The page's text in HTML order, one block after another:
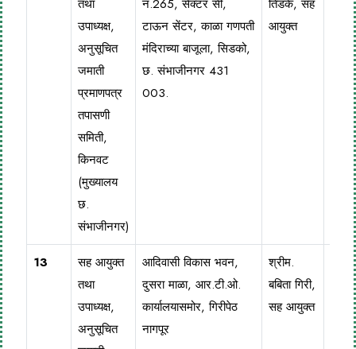
तथा
उपाध्यक्ष,
अनुसूचित
जमाती
प्रमाणपत्र
तपासणी
समिती,
किनवट
(मुख्यालय
छ.
संभाजीनगर)
नं.265, सेक्टर सी,
टाऊन सेंटर, काळा गणपती
मंदिराच्या बाजूला, सिडको,
छ. संभाजीनगर 431
003.
तिडके, सह
आयुक्त
13
सह आयुक्त
तथा
उपाध्यक्ष,
अनुसूचित
आदिवासी विकास भवन,
दुसरा माळा, आर.टी.ओ.
कार्यालयासमोर, गिरीपेठ
नागपूर
श्रीम.
बबिता गिरी,
सह आयुक्त